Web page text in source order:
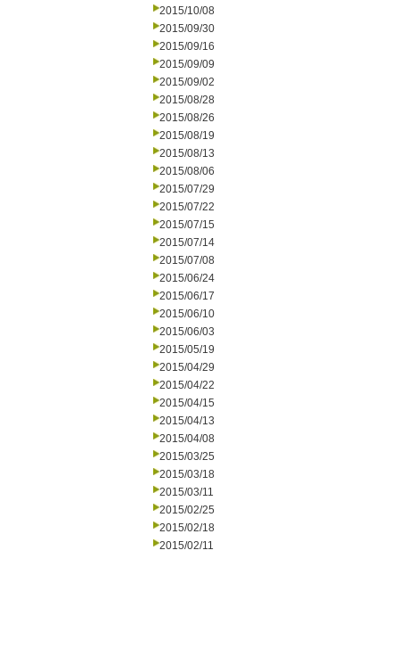
2015/10/08
2015/09/30
2015/09/16
2015/09/09
2015/09/02
2015/08/28
2015/08/26
2015/08/19
2015/08/13
2015/08/06
2015/07/29
2015/07/22
2015/07/15
2015/07/14
2015/07/08
2015/06/24
2015/06/17
2015/06/10
2015/06/03
2015/05/19
2015/04/29
2015/04/22
2015/04/15
2015/04/13
2015/04/08
2015/03/25
2015/03/18
2015/03/11
2015/02/25
2015/02/18
2015/02/11